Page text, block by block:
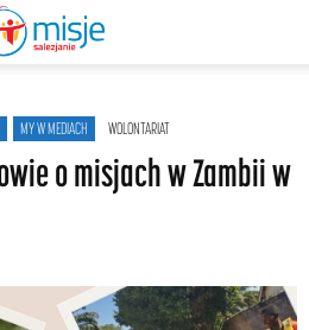
MY W MEDIACH WOLONTARIAT
o misjach w Zambii w